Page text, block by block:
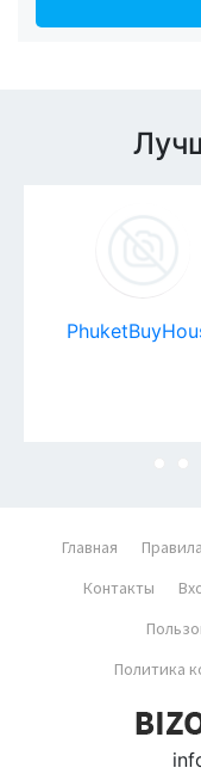
Главная Правила
Контакты
Политика